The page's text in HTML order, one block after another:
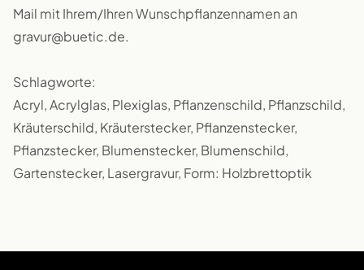
Mail mit Ihrem/Ihren Wunschpflanzennamen an
gravur@buetic.de.
Schlagworte:
Acryl, Acrylglas, Plexiglas, Pflanzenschild, Pflanzschild,
Kräuterschild, Kräuterstecker, Pflanzenstecker,
Pflanzstecker, Blumenstecker, Blumenschild,
Gartenstecker, Lasergravur, Form: Holzbrettoptik